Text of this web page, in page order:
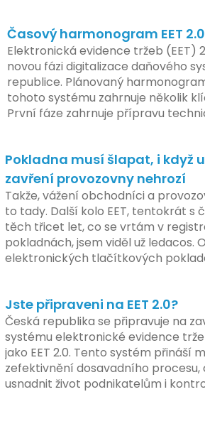
zavedení nového systému.
Časový harmonogram EET 2.0
Elektronická evidence tržeb (EET)
novou fázi digitalizace daňového
republice. Plánovaný
tohoto systému zahrnuje několik
První fáze zahrnuje přípravu
umožní adaptaci systémů a
podnikatele, přičemž všechny
technologie by měly být dostupné
rámci pilotního programu. Druhá
na první pololetí následujícího roku,
na školení a edukaci uživatelů,
materiálů a školení pro
firmy. V této fázi dojde také k
konečná fáze plánovaná na druhé
2024 zahrnuje kompletní integraci
do praxe, s povinností prodejců
nového systému, včetně
dodržováním pravidel.
Pokladna musí šlapat, i když
zavření provozovny nehrozí
Takže, vážení obchodníci a
to tady. Další kolo EET, tentokrát s
těch třicet let, co se vrtám v
pokladnách, jsem viděl už ledacos.
elektronických tlačítkových
legislativa se mění, ale základní
pokladna musí šlapat jako hodinky.
problémy.
Jste připraveni na EET 2.0?
Česká republika se připravuje na
systému elektronické evidence
jako EET 2.0. Tento systém přináší
zefektivnění dosavadního procesu,
usnadnit život podnikatelům i